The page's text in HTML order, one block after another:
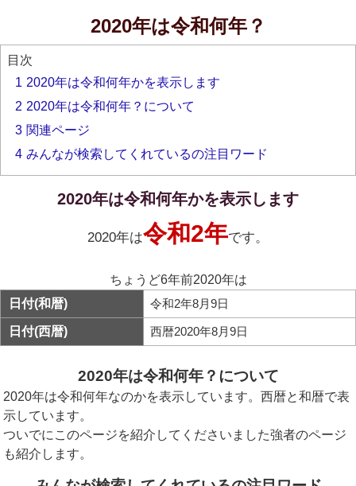
2020年は令和何年？
目次
1 2020年は令和何年かを表示します
2 2020年は令和何年？について
3 関連ページ
4 みんなが検索してくれているの注目ワード
2020年は令和何年かを表示します
2020年は令和2年です。
ちょうど6年前2020年は
日付(和暦)
令和2年8月9日
日付(西暦) 西暦2020年8月9日
2020年は令和何年？について
2020年は令和何年なのかを表示しています。西暦と和暦で表
示しています。
ついでにこのページを紹介してくださいました強者のページ
も紹介します。